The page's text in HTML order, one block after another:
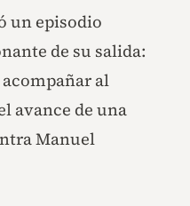
un episodio
de su salida:
al
avance de una
Manuel